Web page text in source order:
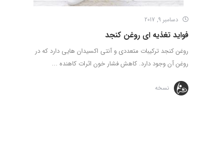
دسامبر 9, 2017
فواید تغذیه ای روغن کنجد
روغن کنجد ترکیبات متعددی و آنتی اکسیدان هایی دارد که در
روغن آن وجود دارد. کاهش فشار خون اثرات کاهنده ...
نسخه